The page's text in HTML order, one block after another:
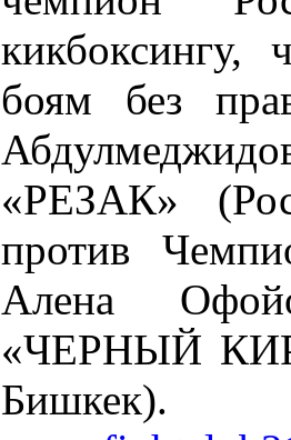
кикбоксингу,
боям без
«РЕЗАК»
против
Алена
«ЧЕРНЫЙ
Бишкек).